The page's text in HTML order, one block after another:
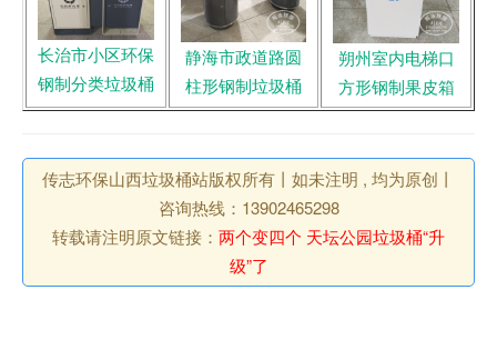
长治市小区环保
钢制分类垃圾桶
静海市政道路圆
柱形钢制垃圾桶
朔州室内电梯口
方形钢制果皮箱
传志环保山西垃圾桶站版权所有丨如未注明 , 均为原创丨
咨询热线：13902465298
转载请注明原文链接： 两个变四个 天坛公园垃圾桶“升
级”了